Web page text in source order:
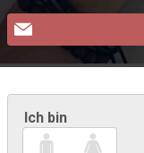
Ich bin